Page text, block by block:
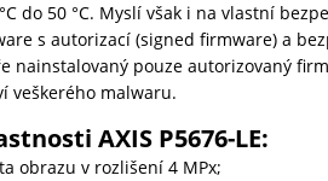
do 50 °C. Myslí však i na vlastní
s autorizací (signed firmware) a
nainstalovaný pouze autorizovaný
veškerého malwaru.
AXIS P5676-LE:
obrazu v rozlišení 4 MPx;